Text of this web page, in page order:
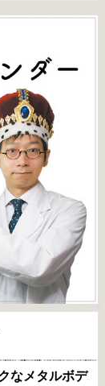
なメタルボデ